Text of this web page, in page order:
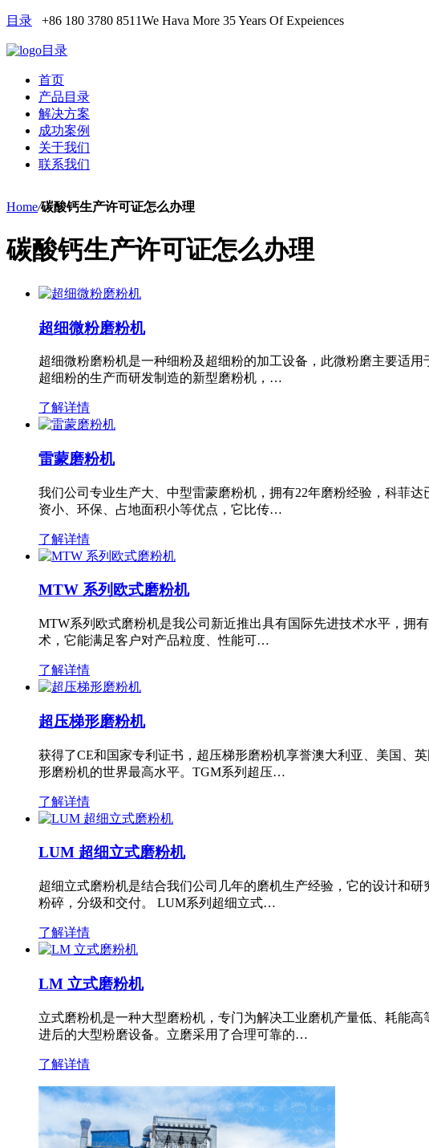
目录 +86 180 3780 8511We Hava More 35 Years Of Expeiences
目录
首页
产品目录
解决方案
成功案例
关于我们
联系我们
Home/碳酸钙生产许可证怎么办理
碳酸钙生产许可证怎么办理
超细微粉磨粉机
超细微粉磨粉机是一种细粉及超细粉的加工设备，此微粉磨主要适
超细粉的生产而研发制造的新型磨粉机，…
了解详情
雷蒙磨粉机
我们公司专业生产大、中型雷蒙磨粉机，拥有22年磨粉经验，科菲
资小、环保、占地面积小等优点，它比传…
了解详情
MTW 系列欧式磨粉机
MTW系列欧式磨粉机是我公司新近推出具有国际先进技术水平，拥
术，它能满足客户对产品粒度、性能可…
了解详情
超压梯形磨粉机
获得了CE和国家专利证书，超压梯形磨粉机享誉澳大利亚、美国、
形磨粉机的世界最高水平。TGM系列超压…
了解详情
LUM 超细立式磨粉机
超细立式磨粉机是结合我们公司几年的磨机生产经验，它的设计和
粉碎，分级和交付。 LUM系列超细立式…
了解详情
LM 立式磨粉机
立式磨粉机是一种大型磨粉机，专门为解决工业磨机产量低、耗能
进后的大型粉磨设备。立磨采用了合理可靠的…
了解详情